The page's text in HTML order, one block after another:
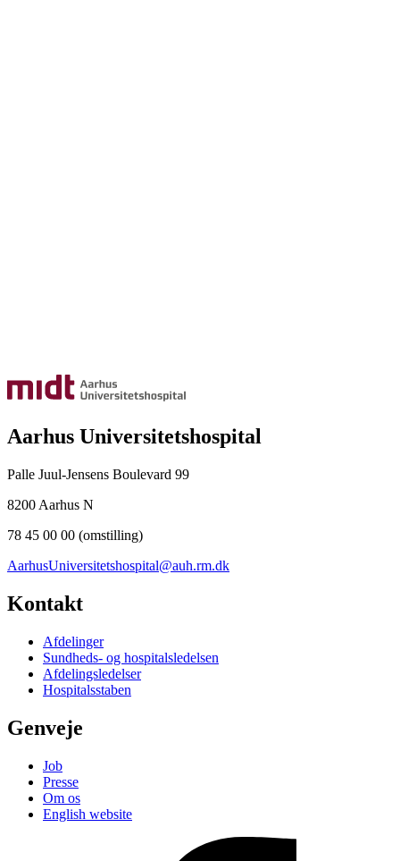
Aarhus Universitetshospital
Palle Juul-Jensens Boulevard 99
8200 Aarhus N
78 45 00 00 (omstilling)
AarhusUniversitetshospital@auh.rm.dk
Kontakt
Afdelinger
Sundheds- og hospitalsledelsen
Afdelingsledelser
Hospitalsstaben
Genveje
Job
Presse
Om os
English website